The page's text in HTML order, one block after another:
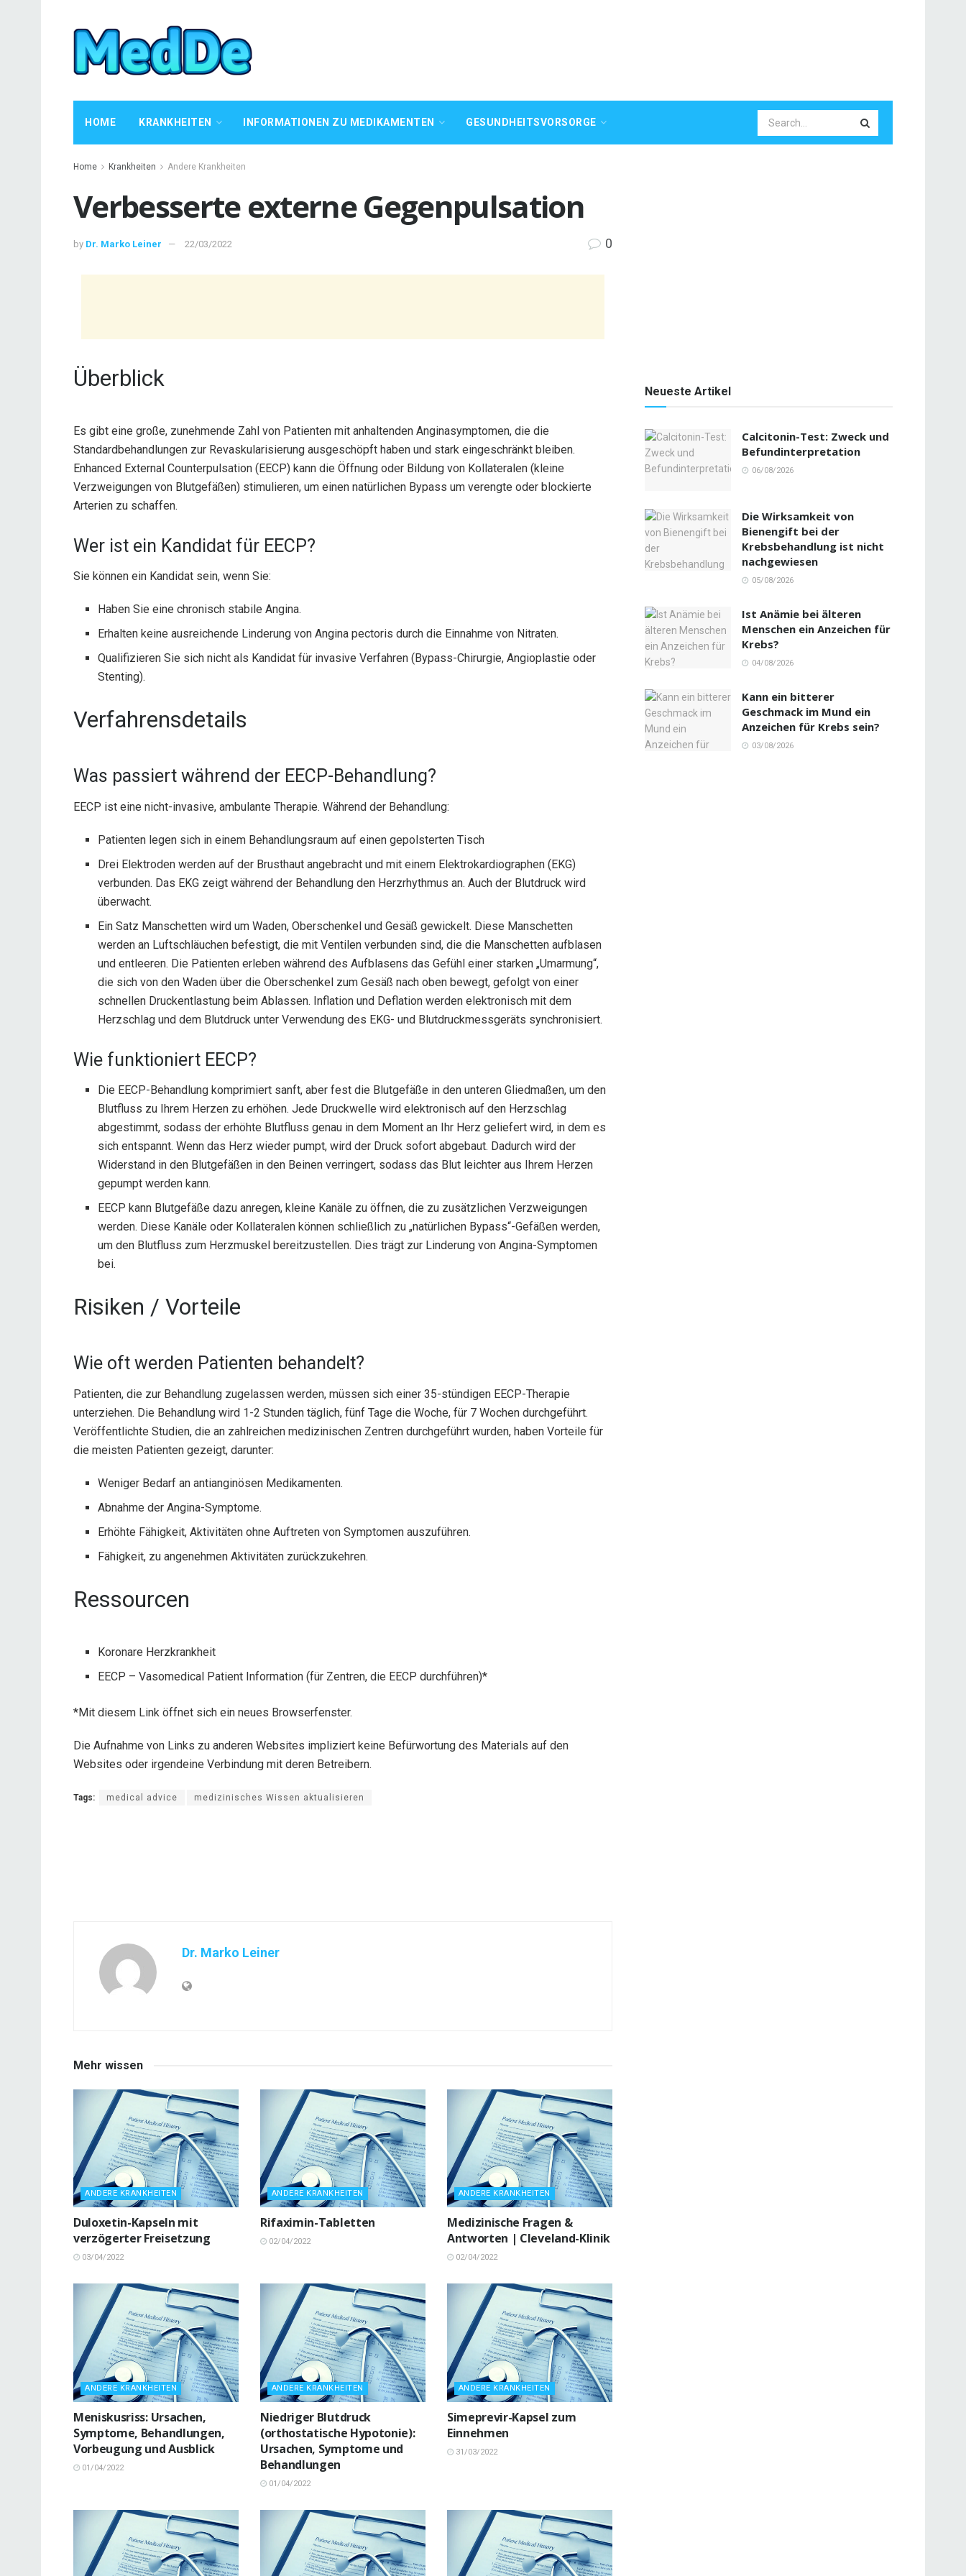
HOME KRANKHEITEN INFORMATIONEN ZU MEDIKAMENTEN GESUNDHEITSVORSORGE
Home Krankheiten Andere Krankheiten
Verbesserte externe Gegenpulsation
by Dr. Marko Leiner 22/03/2022 0
Überblick
Es gibt eine große, zunehmende Zahl von Patienten mit anhaltenden Anginasymptomen, die die
Standardbehandlungen zur Revaskularisierung ausgeschöpft haben und stark eingeschränkt bleiben.
Enhanced External Counterpulsation (EECP) kann die Öffnung oder Bildung von Kollateralen (kleine
Verzweigungen von Blutgefäßen) stimulieren, um einen natürlichen Bypass um verengte oder blockierte
Arterien zu schaffen.
Wer ist ein Kandidat für EECP?
Sie können ein Kandidat sein, wenn Sie:
Haben Sie eine chronisch stabile Angina.
Erhalten keine ausreichende Linderung von Angina pectoris durch die Einnahme von Nitraten.
Qualifizieren Sie sich nicht als Kandidat für invasive Verfahren (Bypass-Chirurgie, Angioplastie oder
Stenting).
Verfahrensdetails
Was passiert während der EECP-Behandlung?
EECP ist eine nicht-invasive, ambulante Therapie. Während der Behandlung:
Patienten legen sich in einem Behandlungsraum auf einen gepolsterten Tisch
Drei Elektroden werden auf der Brusthaut angebracht und mit einem Elektrokardiographen (EKG)
verbunden. Das EKG zeigt während der Behandlung den Herzrhythmus an. Auch der Blutdruck wird
überwacht.
Ein Satz Manschetten wird um Waden, Oberschenkel und Gesäß gewickelt. Diese Manschetten
werden an Luftschläuchen befestigt, die mit Ventilen verbunden sind, die die Manschetten aufblasen
und entleeren. Die Patienten erleben während des Aufblasens das Gefühl einer starken „Umarmung“,
die sich von den Waden über die Oberschenkel zum Gesäß nach oben bewegt, gefolgt von einer
schnellen Druckentlastung beim Ablassen. Inflation und Deflation werden elektronisch mit dem
Herzschlag und dem Blutdruck unter Verwendung des EKG- und Blutdruckmessgeräts synchronisiert.
Wie funktioniert EECP?
Die EECP-Behandlung komprimiert sanft, aber fest die Blutgefäße in den unteren Gliedmaßen, um den
Blutfluss zu Ihrem Herzen zu erhöhen. Jede Druckwelle wird elektronisch auf den Herzschlag
abgestimmt, sodass der erhöhte Blutfluss genau in dem Moment an Ihr Herz geliefert wird, in dem es
sich entspannt. Wenn das Herz wieder pumpt, wird der Druck sofort abgebaut. Dadurch wird der
Widerstand in den Blutgefäßen in den Beinen verringert, sodass das Blut leichter aus Ihrem Herzen
gepumpt werden kann.
EECP kann Blutgefäße dazu anregen, kleine Kanäle zu öffnen, die zu zusätzlichen Verzweigungen
werden. Diese Kanäle oder Kollateralen können schließlich zu „natürlichen Bypass“-Gefäßen werden,
um den Blutfluss zum Herzmuskel bereitzustellen. Dies trägt zur Linderung von Angina-Symptomen
bei.
Risiken / Vorteile
Wie oft werden Patienten behandelt?
Patienten, die zur Behandlung zugelassen werden, müssen sich einer 35-stündigen EECP-Therapie
unterziehen. Die Behandlung wird 1-2 Stunden täglich, fünf Tage die Woche, für 7 Wochen durchgeführt.
Veröffentlichte Studien, die an zahlreichen medizinischen Zentren durchgeführt wurden, haben Vorteile für
die meisten Patienten gezeigt, darunter:
Weniger Bedarf an antianginösen Medikamenten.
Abnahme der Angina-Symptome.
Erhöhte Fähigkeit, Aktivitäten ohne Auftreten von Symptomen auszuführen.
Fähigkeit, zu angenehmen Aktivitäten zurückzukehren.
Ressourcen
Koronare Herzkrankheit
EECP – Vasomedical Patient Information (für Zentren, die EECP durchführen)*
*Mit diesem Link öffnet sich ein neues Browserfenster.
Die Aufnahme von Links zu anderen Websites impliziert keine Befürwortung des Materials auf den
Websites oder irgendeine Verbindung mit deren Betreibern.
Tags: medical advice medizinisches Wissen aktualisieren
Dr. Marko Leiner
Mehr wissen
ANDERE KRANKHEITEN
Duloxetin-Kapseln mit
verzögerter Freisetzung
03/04/2022
ANDERE KRANKHEITEN
Rifaximin-Tabletten
02/04/2022
ANDERE KRANKHEITEN
Medizinische Fragen &
Antworten | Cleveland-Klinik
02/04/2022
ANDERE KRANKHEITEN
Meniskusriss: Ursachen,
Symptome, Behandlungen,
Vorbeugung und Ausblick
01/04/2022
ANDERE KRANKHEITEN
Niedriger Blutdruck
(orthostatische Hypotonie):
Ursachen, Symptome und
Behandlungen
01/04/2022
ANDERE KRANKHEITEN
Simeprevir-Kapsel zum
Einnehmen
31/03/2022
Neueste Artikel
Calcitonin-Test: Zweck und
Befundinterpretation
06/08/2026
Die Wirksamkeit von
Bienengift bei der
Krebsbehandlung ist nicht
nachgewiesen
05/08/2026
Ist Anämie bei älteren
Menschen ein Anzeichen für
Krebs?
04/08/2026
Kann ein bitterer
Geschmack im Mund ein
Anzeichen für Krebs sein?
03/08/2026